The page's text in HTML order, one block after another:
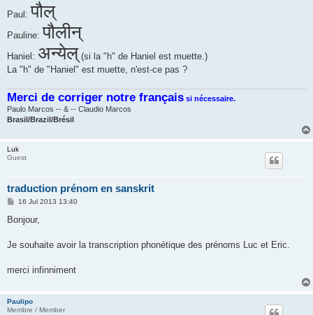
Paul: पौल्
Pauline: पौलीन्
Haniel: अन्येल् (si la "h" de Haniel est muette.)
La "h" de "Haniel" est muette, n'est-ce pas ?
Merci de corriger notre français si nécessaire.
Paulo Marcos -- & -- Claudio Marcos
Brasil/Brazil/Brésil
Luk
Guest
traduction prénom en sanskrit
P
s
16 Jul 2013 13:40
Bonjour,
Je souhaite avoir la transcription phonétique des prénoms Luc et Eric.
merci infinniment
Paulipo
Membre / Member